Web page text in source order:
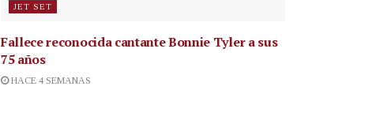
JET SET
Fallece reconocida cantanteBonnie Tyler a sus
75 años
HACE 4 SEMANAS